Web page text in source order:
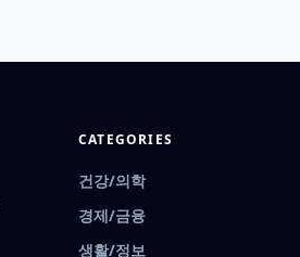
CATEGORIES
건강/의학
경제/금융
생활/정보